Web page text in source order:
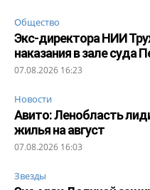
Общество
Экс-директора НИИ
наказания в зале суда
07.08.2026 16:23
Новости
Авито: Ленобласть
жилья на август
07.08.2026 16:03
Звезды